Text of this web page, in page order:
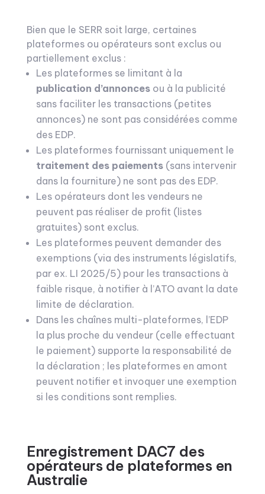
Bien que le SERR soit large, certaines
plateformes ou opérateurs sont exclus ou
partiellement exclus :
Les plateformes se limitant à la
publication d’annoncesou à la publicité
sans faciliter les transactions (petites
annonces) ne sont pas considérées comme
des EDP.
Les plateformes fournissant uniquement le
traitement des paiements(sans intervenir
dans la fourniture) ne sont pas des EDP.
Les opérateurs dont les vendeurs ne
peuvent pas réaliser de profit (listes
gratuites) sont exclus.
Les plateformes peuvent demander des
exemptions (via des instruments législatifs,
par ex. LI 2025/5) pour les transactions à
faible risque, à notifier à l’ATO avant la date
limite de déclaration.
Dans les chaînes multi-plateformes, l’EDP
la plus proche du vendeur (celle effectuant
le paiement) supporte la responsabilité de
la déclaration ; les plateformes en amont
peuvent notifier et invoquer une exemption
si les conditions sont remplies.
Enregistrement DAC7 des
opérateurs de plateformes en
Australie